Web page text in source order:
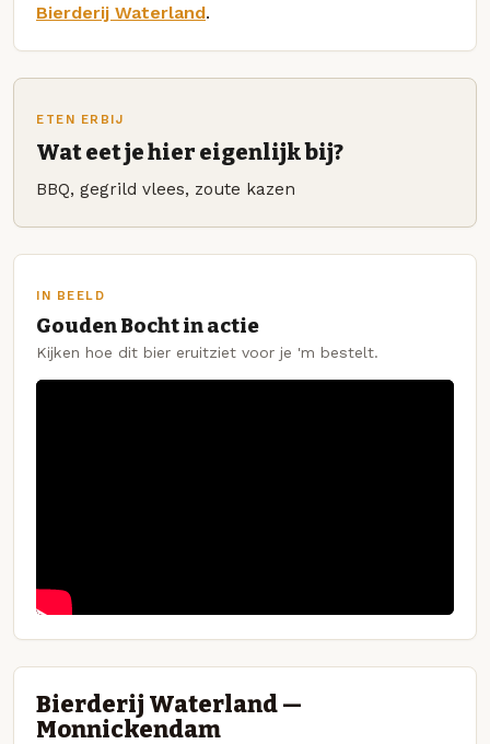
Bierderij Waterland.
ETEN ERBIJ
Wat eet je hier eigenlijk bij?
BBQ, gegrild vlees, zoute kazen
IN BEELD
Gouden Bocht in actie
Kijken hoe dit bier eruitziet voor je 'm bestelt.
Bierderij Waterland —
Monnickendam